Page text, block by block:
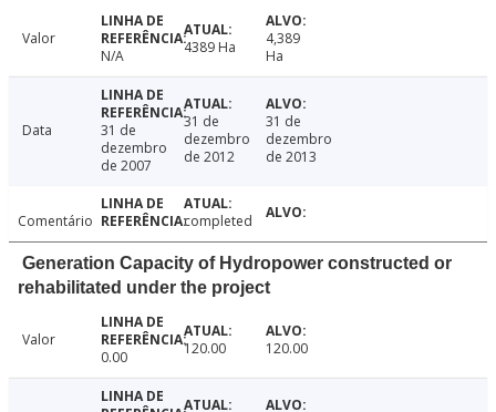
Valor
N/A
4389 Ha
4,389
Ha
Data
31 de
dezembro
de 2007
31 de
dezembro
de 2012
31 de
dezembro
de 2013
Comentário completed
Generation Capacity of Hydropower constructed or
rehabilitated under the project
Valor
0.00
120.00 120.00